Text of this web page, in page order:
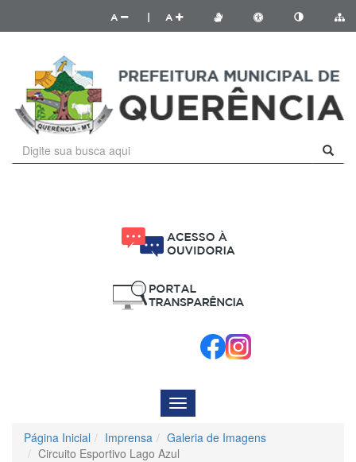
A A
Menu
de
Navegação
Página Inicial Imprensa
Galeria de Imagens
Circuito Esportivo Lago Azul